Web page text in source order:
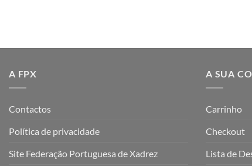
A FPX
Contactos
Política de privacidade
Site Federação Portuguesa de Xadrez
A SUA
Carrinho
Checkout
Lista de